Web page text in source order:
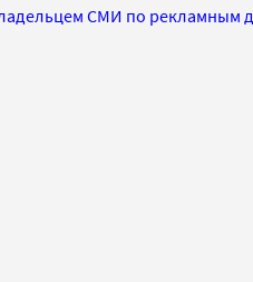
СМИ по рекламным